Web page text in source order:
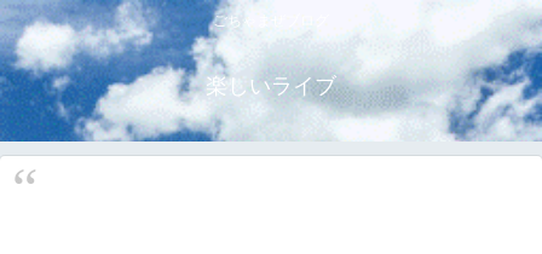
ごちゃまぜブログ
楽しいライブ